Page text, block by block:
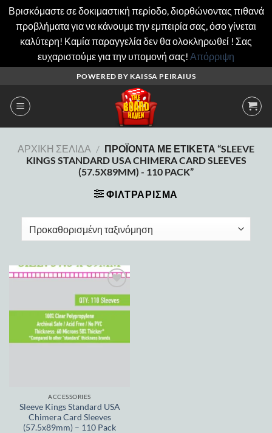
Βρισκόμαστε σε δοκιμαστική περίοδο, διορθώνοντας πιθανά
προβλήματα για να κάνουμε την εμπειρία σας, όσο γίνεται
καλύτερη! Καμία παραγγελία δεν θα ολοκληρωθεί ! Σας
ευχαριστούμε για την υπομονή σας! Απόρριψη
περιεχόμενο
POWERED BY KAISSA PEIRAIUS
ΑΡΧΙΚΉ ΣΕΛΊΔΑ / ΠΡΟΪΌΝΤΑ ΜΕ ΕΤΙΚΈΤΑ “SLEEVE
KINGS STANDARD USA CHIMERA CARD SLEEVES
(57.5X89MM) - 110 PACK”
ΦΙΛΤΡΆΡΙΣΜΑ
Add to
wishlist
ACCESSORIES
Sleeve Kings Standard USA
Chimera Card Sleeves
(57.5x89mm) – 110 Pack